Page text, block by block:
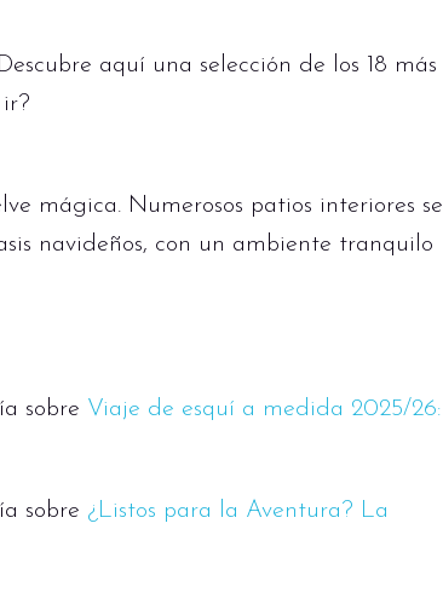
aquí una selección de los 18 más
mágica. Numerosos patios interiores se
navideños, con un ambiente tranquilo
sobre Viaje de esquí a medida 2025/26:
sobre ¿Listos para la Aventura? La